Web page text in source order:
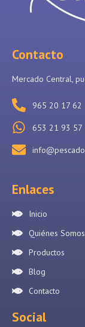
Contacto
Mercado Central,
965 20 17 62
653 21 93 57
Enlaces
Inicio
Quiénes Somos
Productos
Blog
Contacto
Social